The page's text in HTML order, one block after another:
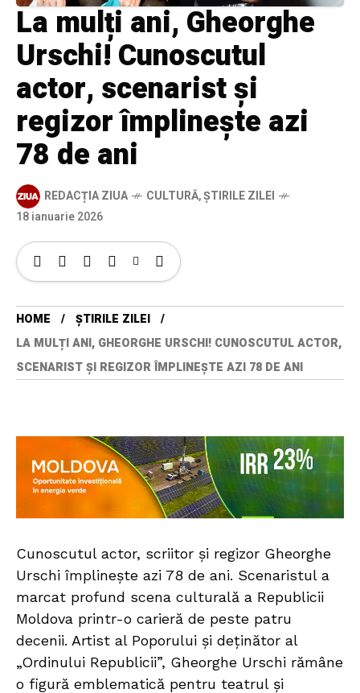
La mulți ani, Gheorghe
Urschi! Cunoscutul
actor, scenarist și
regizor împlinește azi
78 de ani
REDACȚIA ZIUA CULTURĂ,ȘTIRILE ZILEI
18 ianuarie 2026
HOME
ȘTIRILE ZILEI
LA MULȚI ANI, GHEORGHE URSCHI! CUNOSCUTUL ACTOR,
SCENARIST ȘI REGIZOR ÎMPLINEȘTE AZI 78 DE ANI
Cunoscutul actor, scriitor și regizor Gheorghe
Urschi împlinește azi 78 de ani. Scenaristul a
marcat profund scena culturală a Republicii
Moldova printr-o carieră de peste patru
decenii. Artist al Poporului și deținător al
„Ordinului Republicii”, Gheorghe Urschi rămâne
o figură emblematică pentru teatrul și